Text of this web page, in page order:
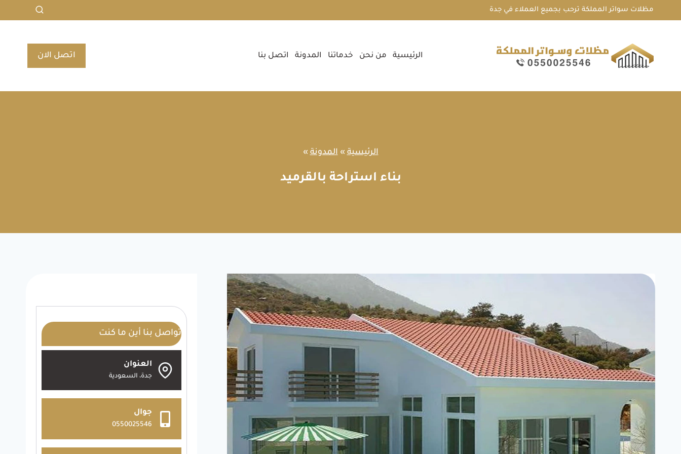
إلى
مظلات سواتر المملكة ترحب بجميع العملاء في جدة
الرئيسية من نحن خدماتنا المدونة اتصل بنا اتصل الان
الرئيسية » المدونة »
بناء استراحة بالقرميد
تواصل بنا أين ما كنت
العنوان
جدة، السعودية
جوال
0550025546